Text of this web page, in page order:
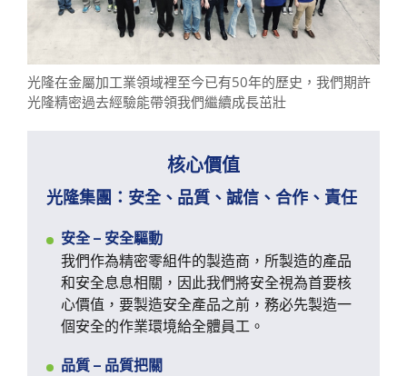
光隆在金屬加工業領域裡至今已有50年的歷史，我們期許
光隆精密過去經驗能帶領我們繼續成長茁壯
核心價值
光隆集團：安全、品質、誠信、合作、責任
安全 – 安全驅動
我們作為精密零組件的製造商，所製造的產品
和安全息息相關，因此我們將安全視為首要核
心價值，要製造安全產品之前，務必先製造一
個安全的作業環境給全體員工。
品質 – 品質把關